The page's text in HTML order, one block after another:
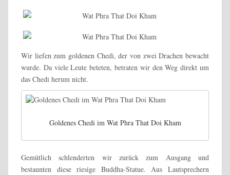
Wir liefen zum goldenen Chedi, der von zwei Drachen bewacht
wurde. Da viele Leute beteten, betraten wir den Weg direkt um
das Chedi herum nicht.
Goldenes Chedi im Wat Phra That Doi Kham
Gemütlich schlenderten wir zurück zum Ausgang und
bestaunten diese riesige Buddha-Statue. Aus Lautsprechern